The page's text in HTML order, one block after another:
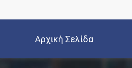
Αρχική Σελίδα